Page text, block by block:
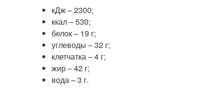
кДж – 2300;
ккал – 530;
белок – 19 г;
углеводы – 32 г;
клетчатка – 4 г;
жир – 42 г;
вода – 3 г.